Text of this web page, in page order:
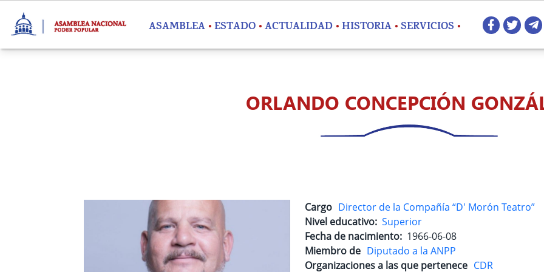
ASAMBLEA ESTADO ACTUALIDAD HISTORIA SERVICIOS
ORLANDO CONCEPCIÓN
Cargo Director de la Compañía “D' Morón Teatro”
Nivel educativo Superior
Fecha de nacimiento 1966-06-08
Miembro de Diputado a la ANPP
Organizaciones a las que pertenece CDR